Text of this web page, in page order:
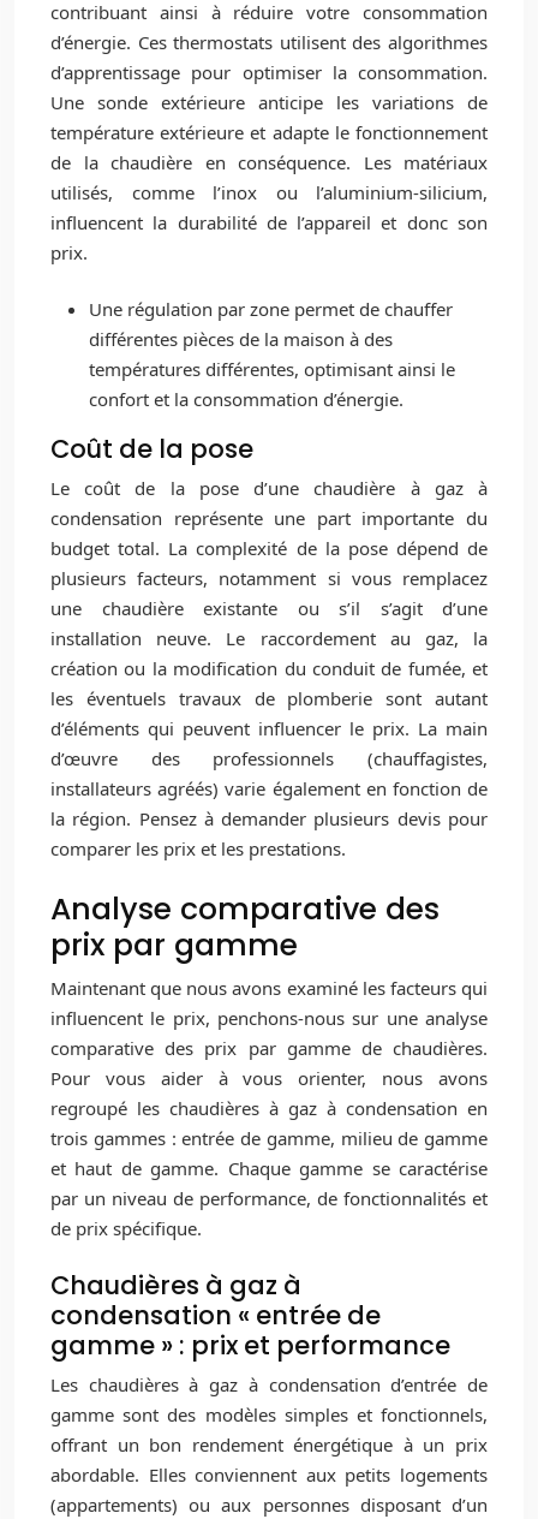
contribuant ainsi à réduire votre consommation
d’énergie. Ces thermostats utilisent des algorithmes
d’apprentissage pour optimiser la consommation.
Une sonde extérieure anticipe les variations de
température extérieure et adapte le fonctionnement
de la chaudière en conséquence. Les matériaux
utilisés, comme l’inox ou l’aluminium-silicium,
influencent la durabilité de l’appareil et donc son
prix.
Une régulation par zone permet de chauffer
différentes pièces de la maison à des
températures différentes, optimisant ainsi le
confort et la consommation d’énergie.
Coût de la pose
Le coût de la pose d’une chaudière à gaz à
condensation représente une part importante du
budget total. La complexité de la pose dépend de
plusieurs facteurs, notamment si vous remplacez
une chaudière existante ou s’il s’agit d’une
installation neuve. Le raccordement au gaz, la
création ou la modification du conduit de fumée, et
les éventuels travaux de plomberie sont autant
d’éléments qui peuvent influencer le prix. La main
d’œuvre des professionnels (chauffagistes,
installateurs agréés) varie également en fonction de
la région. Pensez à demander plusieurs devis pour
comparer les prix et les prestations.
Analyse comparative des
prix par gamme
Maintenant que nous avons examiné les facteurs qui
influencent le prix, penchons-nous sur une analyse
comparative des prix par gamme de chaudières.
Pour vous aider à vous orienter, nous avons
regroupé les chaudières à gaz à condensation en
trois gammes : entrée de gamme, milieu de gamme
et haut de gamme. Chaque gamme se caractérise
par un niveau de performance, de fonctionnalités et
de prix spécifique.
Chaudières à gaz à
condensation « entrée de
gamme » : prix et performance
Les chaudières à gaz à condensation d’entrée de
gamme sont des modèles simples et fonctionnels,
offrant un bon rendement énergétique à un prix
abordable. Elles conviennent aux petits logements
(appartements) ou aux personnes disposant d’un